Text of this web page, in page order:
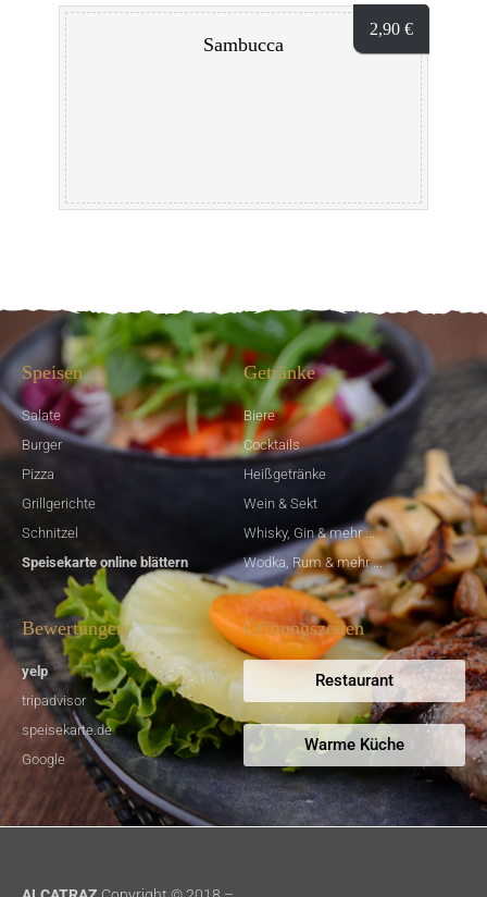
2,90 €
Sambucca
Speisen
Salate
Burger
Pizza
Grillgerichte
Schnitzel
Speisekarte online blättern
Getränke
Biere
Cocktails
Heißgetränke
Wein & Sekt
Whisky, Gin & mehr ...
Wodka, Rum & mehr ...
Bewertungen
yelp
tripadvisor
speisekarte.de
Google
Öffnungszeiten
Restaurant
Warme Küche